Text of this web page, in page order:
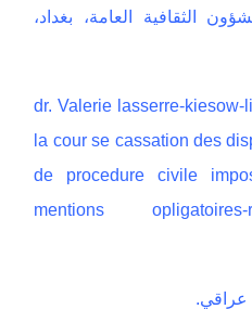
الثقافية العامة، بغداد،
2- dr. Valerie lasserre-
la cour se cassation des
de procedure civile
mentions